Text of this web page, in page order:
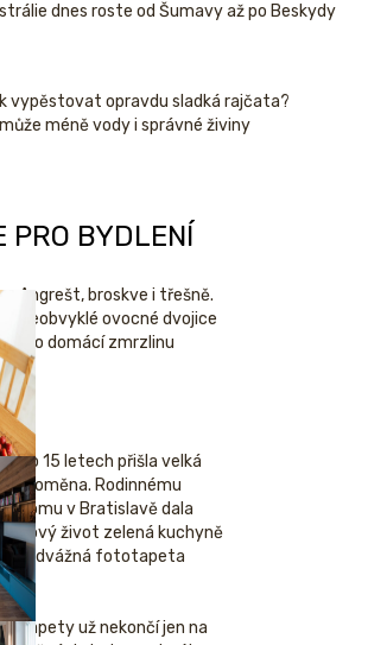
dnes roste od Šumavy až po Beskydy
vypěstovat opravdu sladká rajčata?
méně vody i správné živiny
PRO BYDLENÍ
Angrešt, broskve i třešně.
Neobvyklé ovocné dvojice
pro domácí zmrzlinu
Po 15 letech přišla velká
proměna. Rodinnému
domu v Bratislavě dala
nový život zelená kuchyně
i odvážná fototapeta
Tapety už nekončí jen na